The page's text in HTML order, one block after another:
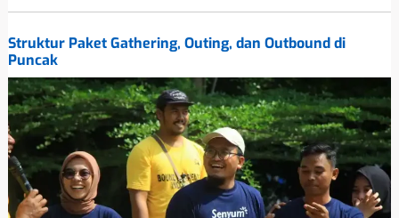
Struktur Paket Gathering, Outing, dan Outbound di
Puncak